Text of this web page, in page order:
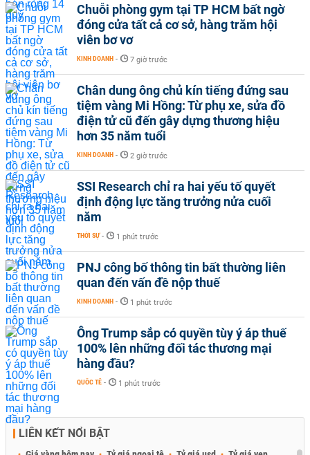
Chuỗi phòng gym tại TP HCM bất ngờ
đóng cửa tất cả cơ sở, hàng trăm hội
viên bơ vơ
KINH DOANH - 7 giờ trước
Chân dung ông chủ kín tiếng đứng sau
tiệm vàng Mi Hồng: Từ phụ xe, sửa đồ
điện tử cũ đến gây dựng thương hiệu
hơn 35 năm tuổi
KINH DOANH - 2 giờ trước
SSI Research chỉ ra hai yếu tố quyết
định động lực tăng trưởng nửa cuối
năm
THỜI SỰ - 1 phút trước
PNJ công bố thông tin bất thường liên
quan đến vấn đề nộp thuế
KINH DOANH - 1 phút trước
Ông Trump sắp có quyền tùy ý áp thuế
100% lên những đối tác thương mại
hàng đầu?
QUỐC TẾ - 1 phút trước
LIÊN KẾT NỔI BẬT